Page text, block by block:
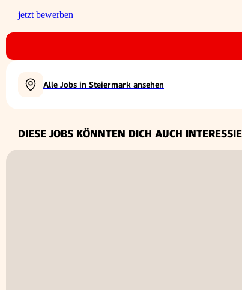
jetzt bewerben
Alle Jobs in Steiermark ansehen
DIESE JOBS KÖNNTEN DICH AUCH